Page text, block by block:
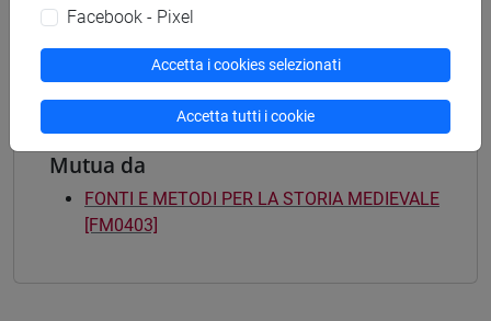
(DM270)
Mutua da
FONTI E METODI PER LA STORIA MEDIEVALE
[FM0403]
Facebook - Pixel
Accetta i cookies selezionati
Accetta tutti i cookie